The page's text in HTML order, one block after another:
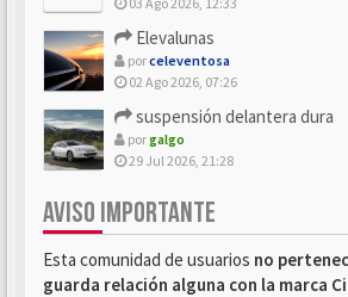
Elevalunas
porceleventosa
02 Ago 2026, 07:26
suspensión delantera dura
porgalgo
29 Jul 2026, 21:28
AVISO IMPORTANTE
Esta comunidad de usuarios no
guarda relación alguna con la marca